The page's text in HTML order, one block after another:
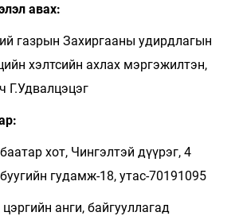
авах:
газрын Захиргааны удирдлагын
хэлтсийн ахлах мэргэжилтэн,
Г.Удвалцэцэг
хот, Чингэлтэй дүүрэг, 4
гудамж-18, утас-70191095
анги, байгууллагад